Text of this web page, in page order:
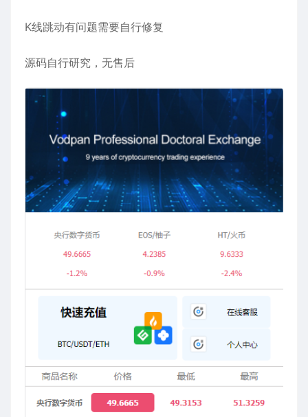
K线跳动有问题需要自行修复
源码自行研究，无售后